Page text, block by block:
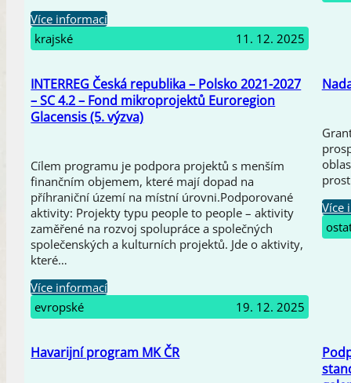
Více informací
krajské
11. 12. 2025
INTERREG Česká republika – Polsko 2021-2027
– SC 4.2 – Fond mikroprojektů Euroregion
Glacensis (5. výzva)
Cílem programu je podpora projektů s menším
finančním objemem, které mají dopad na
příhraniční území na místní úrovni.Podporované
aktivity: Projekty typu people to people – aktivity
zaměřené na rozvoj spolupráce a společných
společenských a kulturních projektů. Jde o aktivity,
které…
Více informací
evropské
19. 12. 2025
Více
Havarijní program MK ČR